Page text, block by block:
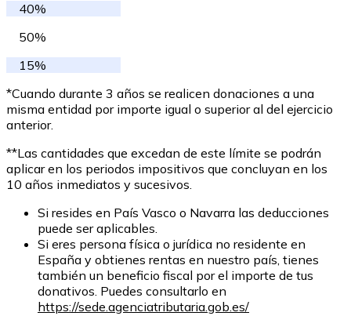
40%
50%
15%
*Cuando durante 3 años se realicen donaciones a una
misma entidad por importe igual o superior al del ejercicio
anterior.
**Las cantidades que excedan de este límite se podrán
aplicar en los periodos impositivos que concluyan en los
10 años inmediatos y sucesivos.
Si resides en País Vasco o Navarra las deducciones
puede ser aplicables.
Si eres persona física o jurídica no residente en
España y obtienes rentas en nuestro país, tienes
también un beneficio fiscal por el importe de tus
donativos. Puedes consultarlo en
https://sede.agenciatributaria.gob.es/